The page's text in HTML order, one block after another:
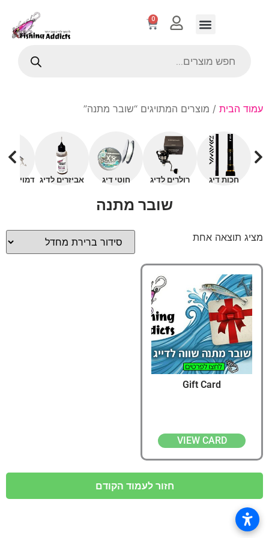
0
עמוד הבית / מוצרים המתויגים “שובר מתנה”
חכות דיג רולרים לדיג חוטי דיג אביזרים לדיג דמויים
שובר מתנה
מציג תוצאה אחת
Gift Card
VIEW CARD
חזור לעמוד הקודם